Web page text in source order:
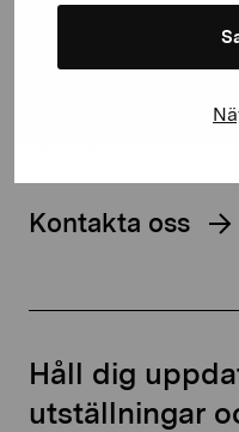
10600 Ekenäs
+358 (0)50 371 6339
Kontakta oss
Håll dig
utställningar